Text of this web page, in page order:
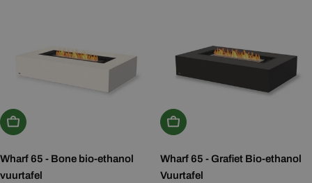
Kies Opties
Wharf 65 - Bone bio-ethanol
vuurtafel
Kies Opties
Wharf 65 - Grafiet Bio-ethanol
Vuurtafel